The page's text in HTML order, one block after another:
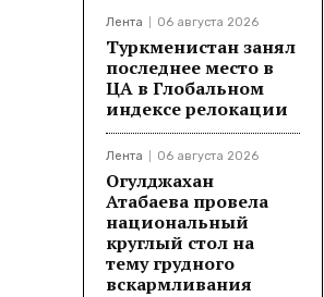
Лента 06 августа 2026
Туркменистан занял
последнее место в
ЦА в Глобальном
индексе релокации
Лента 06 августа 2026
Огулджахан
Атабаева провела
национальный
круглый стол на
тему грудного
вскармливания